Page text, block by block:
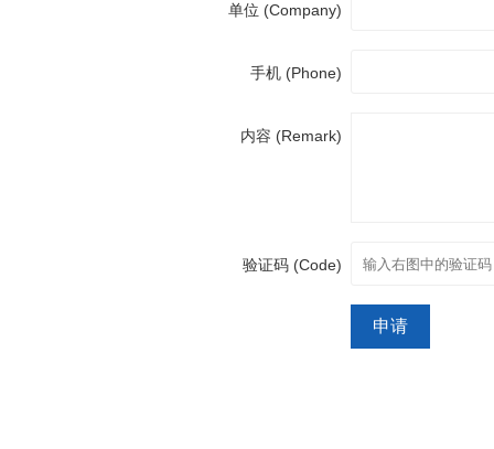
单位 (Company)
手机 (Phone)
内容 (Remark)
验证码 (Code)
申请